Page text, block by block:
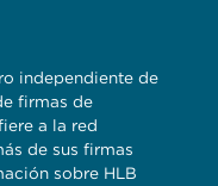
independiente de
firmas de
a la red
de sus firmas
sobre HLB